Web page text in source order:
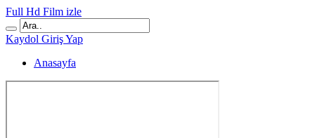
Full Hd Film izle
Kaydol Giriş Yap
Anasayfa